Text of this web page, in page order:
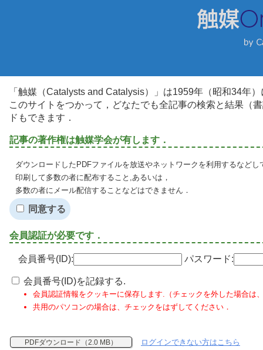
「触媒（Catalysts and Catalysis）」は1959年（昭和34年
このサイトをつかって，どなたでも全記事の検索と結果（
ドもできます．
記事の著作権は触媒学会が有します．
ダウンロードしたPDFファイルを放送やネットワークを利用するなど
印刷して多数の者に配布すること,あるいは，
多数の者にメール配信することなどはできません．
同意する
会員認証が必要です．
会員番号(ID): パスワード:
会員番号(ID)を記録する.
会員認証情報をクッキーに保存します.（チェックを外した場合は
共用のパソコンの場合は、チェックをはずしてください．
PDFダウンロード（2.0 MB）
ログインできない方はこちら